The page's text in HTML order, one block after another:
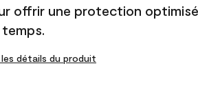
offrir une protection
temps.
les détails du produit